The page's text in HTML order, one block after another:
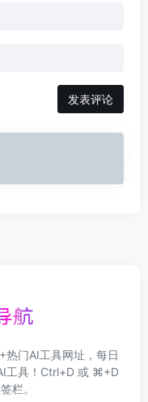
发表评论
门AI工具网址，每日
工具！Ctrl+D 或 ⌘+D
栏。